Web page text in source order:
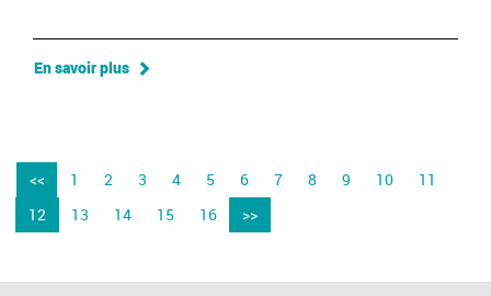
En savoir plus
<< 1 2 3 4 5 6 7 8 9 10
11
12
13 14 15 16 >>